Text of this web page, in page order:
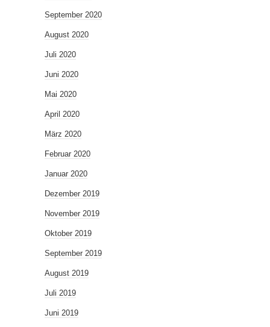
September 2020
August 2020
Juli 2020
Juni 2020
Mai 2020
April 2020
März 2020
Februar 2020
Januar 2020
Dezember 2019
November 2019
Oktober 2019
September 2019
August 2019
Juli 2019
Juni 2019